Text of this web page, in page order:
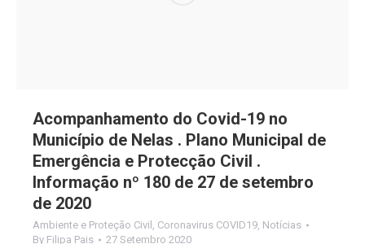
Acompanhamento do Covid-19 no
Município de Nelas . Plano Municipal de
Emergência e Protecção Civil .
Informação nº 180 de 27 de setembro
de 2020
Ambiente e Proteção Civil , Coronavirus COVID19, Notícias
By Filipa Pais 27 Setembro 2020